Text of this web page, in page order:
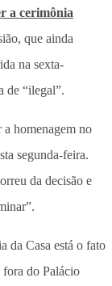
a cerimônia
que ainda
na sexta-
de “ilegal”.
homenagem no
segunda-feira.
da decisão e
da Casa está o fato
fora do Palácio